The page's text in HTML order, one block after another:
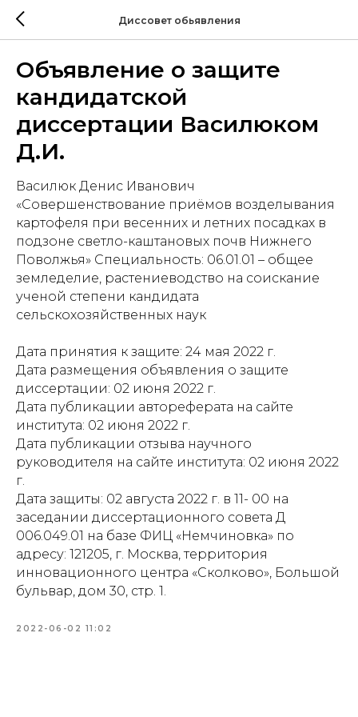
Диссовет обьявления
Объявление о защите
кандидатской
диссертации Василюком
Д.И.
Василюк Денис Иванович
«Совершенствование приёмов возделывания
картофеля при весенних и летних посадках в
подзоне светло-каштановых почв Нижнего
Поволжья» Специальность: 06.01.01 – общее
земледелие, растениеводство на соискание
ученой степени кандидата
сельскохозяйственных наук
Дата принятия к защите: 24 мая 2022 г.
Дата размещения объявления о защите
диссертации: 02 июня 2022 г.
Дата публикации автореферата на сайте
института: 02 июня 2022 г.
Дата публикации отзыва научного
руководителя на сайте института: 02 июня 2022
г.
Дата защиты: 02 августа 2022 г. в 11- 00 на
заседании диссертационного совета Д
006.049.01 на базе ФИЦ «Немчиновка» по
адресу: 121205, г. Москва, территория
инновационного центра «Сколково», Большой
бульвар, дом 30, стр. 1.
2022-06-02 11:02